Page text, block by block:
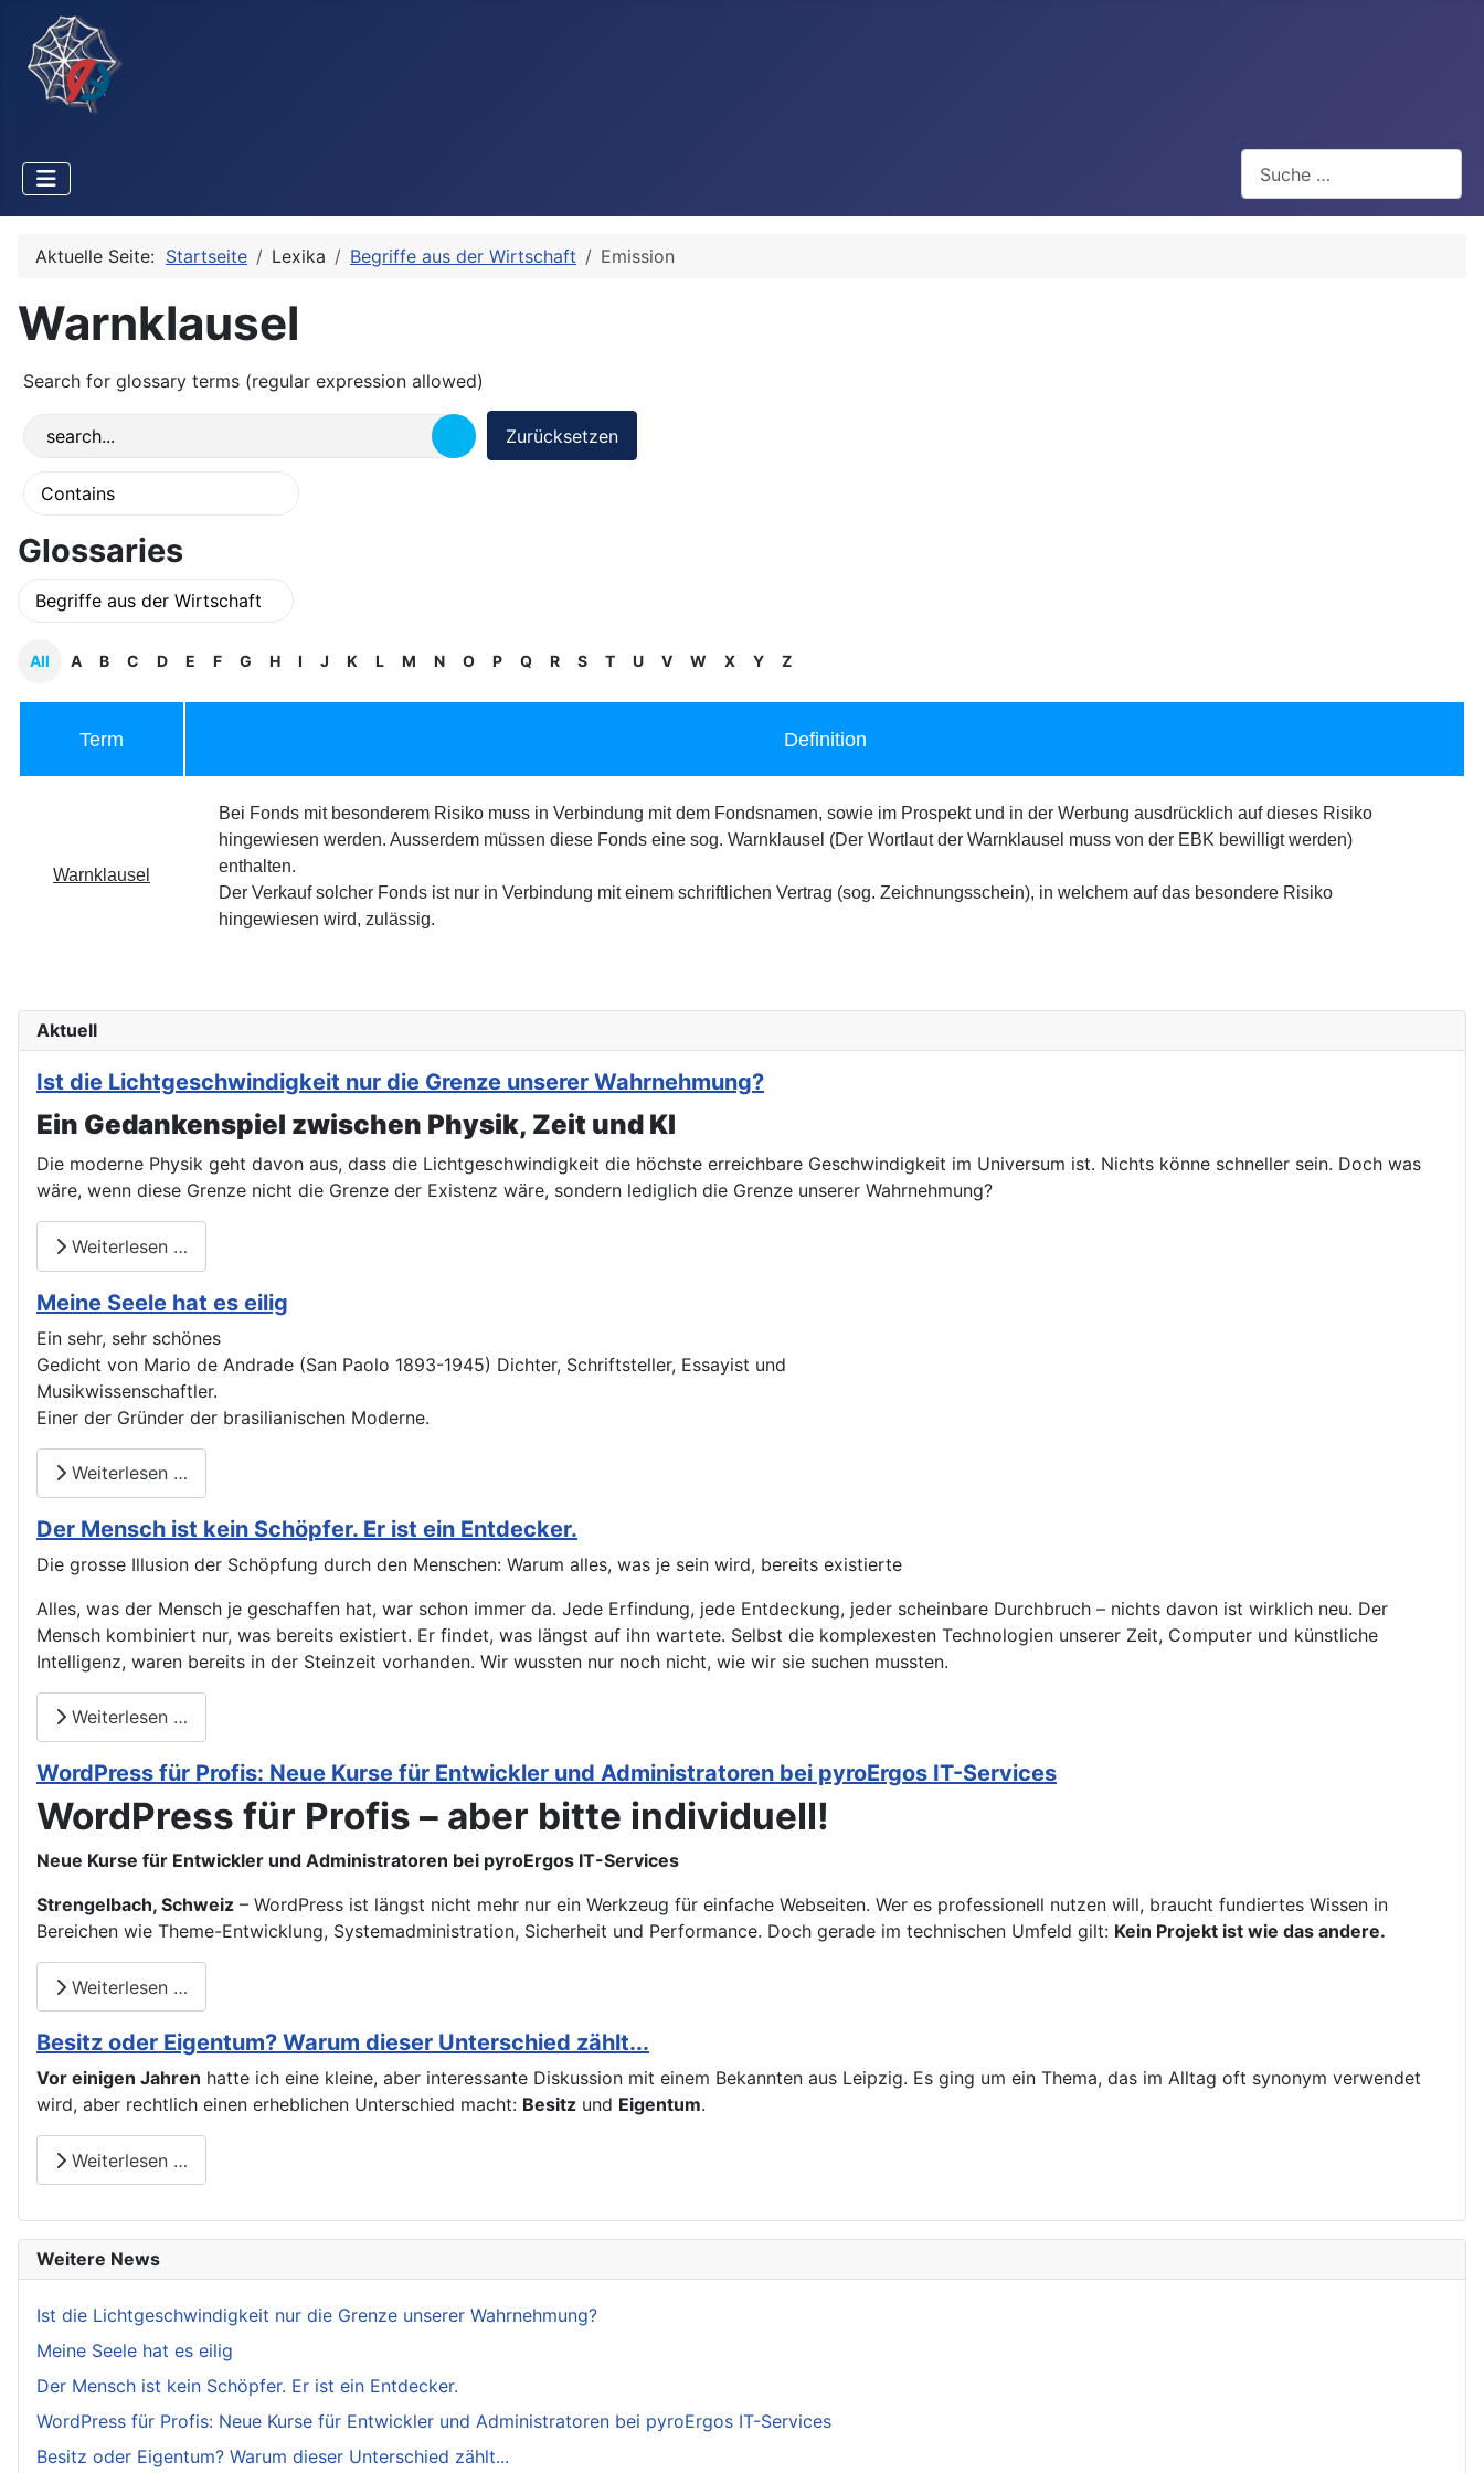
Aktuelle Seite: Startseite Lexika Begriffe aus der Wirtschaft Emission
Warnklausel
Search for glossary terms (regular expression allowed)
Glossaries
All A B C D E F G H I J K L M N O P Q R S T U V W X Y Z
Term Definition
Warnklausel
Bei Fonds mit besonderem Risiko muss in Verbindung mit dem Fondsnamen, sowie im Prospekt und in der Werbung ausdrücklich auf dieses Risiko
hingewiesen werden. Ausserdem müssen diese Fonds eine sog. Warnklausel (Der Wortlaut der Warnklausel muss von der EBK bewilligt werden)
enthalten.
Der Verkauf solcher Fonds ist nur in Verbindung mit einem schriftlichen Vertrag (sog. Zeichnungsschein), in welchem auf das besondere Risiko
hingewiesen wird, zulässig.
Aktuell
Ist die Lichtgeschwindigkeit nur die Grenze unserer Wahrnehmung?
Ein Gedankenspiel zwischen Physik, Zeit und KI
Die moderne Physik geht davon aus, dass die Lichtgeschwindigkeit die höchste erreichbare Geschwindigkeit im Universum ist. Nichts könne schneller sein. Doch was
wäre, wenn diese Grenze nicht die Grenze der Existenz wäre, sondern lediglich die Grenze unserer Wahrnehmung?
Weiterlesen …
Meine Seele hat es eilig
Ein sehr, sehr schönes
Gedicht von Mario de Andrade (San Paolo 1893-1945) Dichter, Schriftsteller, Essayist und
Musikwissenschaftler.
Einer der Gründer der brasilianischen Moderne.
Weiterlesen …
Der Mensch ist kein Schöpfer. Er ist ein Entdecker.
Die grosse Illusion der Schöpfung durch den Menschen: Warum alles, was je sein wird, bereits existierte
Alles, was der Mensch je geschaffen hat, war schon immer da. Jede Erfindung, jede Entdeckung, jeder scheinbare Durchbruch – nichts davon ist wirklich neu. Der
Mensch kombiniert nur, was bereits existiert. Er findet, was längst auf ihn wartete. Selbst die komplexesten Technologien unserer Zeit, Computer und künstliche
Intelligenz, waren bereits in der Steinzeit vorhanden. Wir wussten nur noch nicht, wie wir sie suchen mussten.
Weiterlesen …
WordPress für Profis: Neue Kurse für Entwickler und Administratoren bei pyroErgos IT-Services
WordPress für Profis – aber bitte individuell!
Neue Kurse für Entwickler und Administratoren bei pyroErgos IT-Services
Strengelbach, Schweiz – WordPress ist längst nicht mehr nur ein Werkzeug für einfache Webseiten. Wer es professionell nutzen will, braucht fundiertes Wissen in
Bereichen wie Theme-Entwicklung, Systemadministration, Sicherheit und Performance. Doch gerade im technischen Umfeld gilt: Kein Projekt ist wie das andere.
Weiterlesen …
Besitz oder Eigentum? Warum dieser Unterschied zählt...
Vor einigen Jahren hatte ich eine kleine, aber interessante Diskussion mit einem Bekannten aus Leipzig. Es ging um ein Thema, das im Alltag oft synonym verwendet
wird, aber rechtlich einen erheblichen Unterschied macht: Besitz und Eigentum.
Weiterlesen …
Weitere News
Ist die Lichtgeschwindigkeit nur die Grenze unserer Wahrnehmung?
Meine Seele hat es eilig
Der Mensch ist kein Schöpfer. Er ist ein Entdecker.
WordPress für Profis: Neue Kurse für Entwickler und Administratoren bei pyroErgos IT-Services
Besitz oder Eigentum? Warum dieser Unterschied zählt...